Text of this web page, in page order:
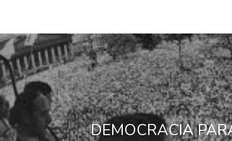
DEMOCRACIA